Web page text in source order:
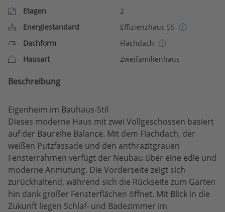
Etagen
2
Energiestandard
Effizienzhaus 55
Dachform
Flachdach
Hausart
Zweifamilienhaus
Beschreibung
Eigenheim im Bauhaus-Stil
Dieses moderne Haus mit zwei Vollgeschossen basiert
auf der Baureihe Balance. Mit dem Flachdach, der
weißen Putzfassade und den anthrazitgrauen
Fensterrahmen verfügt der Neubau über eine edle und
moderne Anmutung. Die Vorderseite zeigt sich
zurückhaltend, während sich die Rückseite zum Garten
hin dank großer Fensterflächen öffnet. Mit Blick in die
Zukunft liegen Schlaf- und Badezimmer im